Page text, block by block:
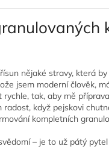
nějaké stravy, která
jsem moderní člověk,
tak, aby mě
když pejskovi
kompletních
– je to už pátý